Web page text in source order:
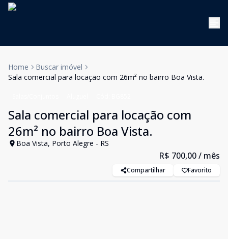
Home
Buscar imóvel
Sala comercial para locação com 26m² no bairro Boa Vista.
Sala comercial para locação com
26m² no bairro Boa Vista.
Boa Vista, Porto Alegre - RS
R$ 700,00/ mês
Compartilhar Favorito